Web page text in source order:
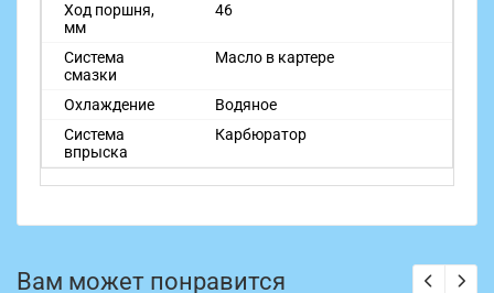
Ход поршня,
мм
46
Система
смазки
Масло в картере
Охлаждение
Водяное
Система
впрыска
Карбюратор
Вам может понравится